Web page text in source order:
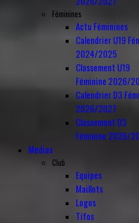
Féminines
Actu Féminines
Calendrier U19
2024/2025
Classement U19
Féminine 2026/
Calendrier D3
2026/2027
Classement D3
Féminine 2026/
Medias
Club
Equipes
Maillots
Logos
Tifos